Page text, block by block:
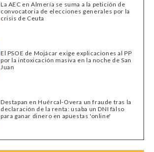
La AEC en Almería se suma a la petición de
convocatoria de elecciones generales por la
crisis de Ceuta
El PSOE de Mojácar exige explicaciones al PP
por la intoxicación masiva en la noche de San
Juan
Destapan en Huércal-Overa un fraude tras la
declaración de la renta: usaba un DNI falso
para ganar dinero en apuestas 'online'